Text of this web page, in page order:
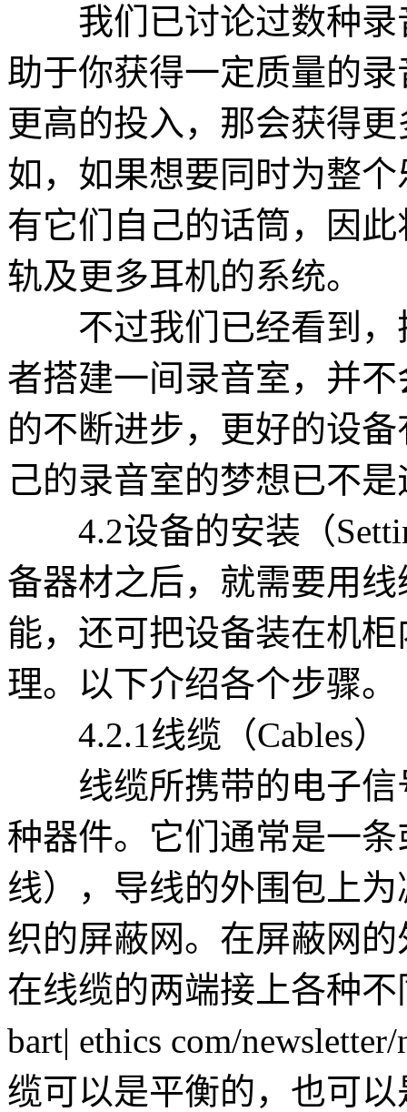
我们已讨论过数种录
助于你获得一定质量的
更高的投入，那会获得
如，如果想要同时为整
有它们自己的话筒，因
轨及更多耳机的系统。
不过我们已经看到，
者搭建一间录音室，并
的不断进步，更好的设
己的录音室的梦想已不
4.2设备的安装（
备器材之后，就需要用
能，还可把设备装在机
理。以下介绍各个步骤。
4.2.1线缆（Cables）
线缆所携带的电子信
种器件。它们通常是一
线），导线的外围包上
织的屏蔽网。在屏蔽网
在线缆的两端接上各种
bart| ethics com/
缆可以是平衡的，也可